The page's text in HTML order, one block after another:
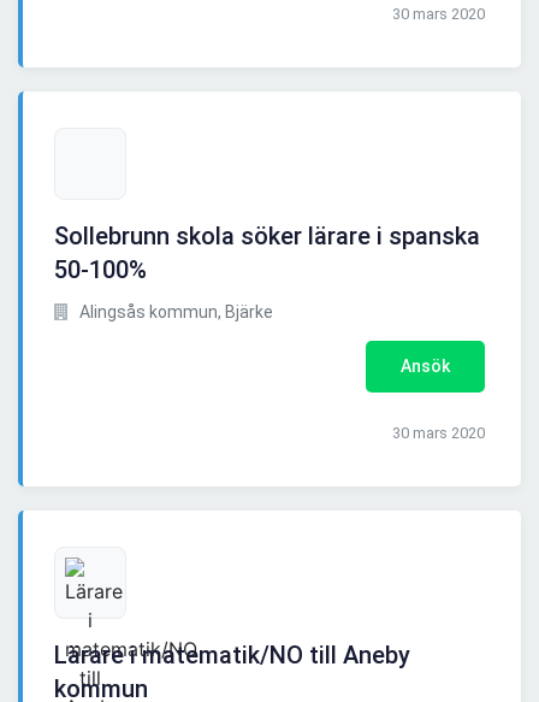
30 mars 2020
Sollebrunn skola söker lärare i spanska
50-100%
Alingsås kommun, Bjärke
Ansök
30 mars 2020
Lärare i matematik/NO till Aneby
kommun